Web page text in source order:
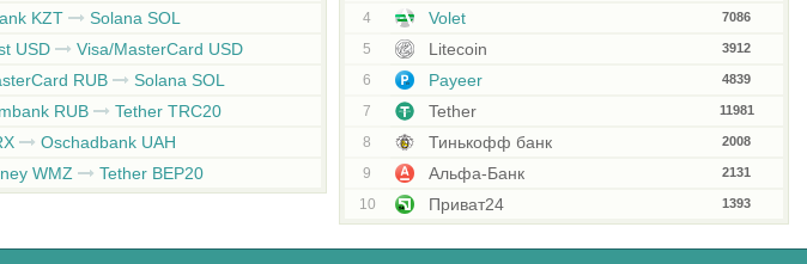
KZT
Solana SOL
USD
Visa/MasterCard USD
RUB
Solana SOL
RUB
Tether TRC20
Oschadbank UAH
WMZ
Tether BEP20
4 Volet 7086
5 Litecoin 3912
6 Payeer 4839
7 Tether 11981
8 Тинькофф банк 2008
9 Альфа-Банк 2131
10 Приват24 1393